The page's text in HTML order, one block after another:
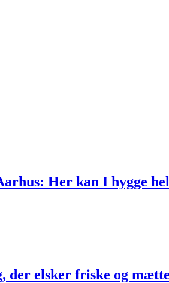
Her kan I hygge
der elsker friske og